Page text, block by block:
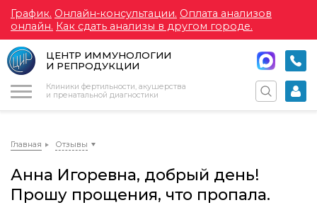
График. Онлайн-консультации. Оплата анализов
онлайн. Как сдать анализы в другом городе.
ЦЕНТР ИММУНОЛОГИИ
И РЕПРОДУКЦИИ
Клиники фертильности, акушерства
и пренатальной диагностики
Главная Отзывы
Анна Игоревна, добрый день!
Прошу прощения, что пропала.